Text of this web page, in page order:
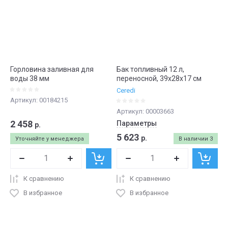
Горловина заливная для
воды 38 мм
Артикул: 00184215
Уточняйте у менеджера
2 458 р.
К сравнению
В избранное
Бак топливный 12 л,
переносной, 39х28х17 см
Ceredi
Артикул: 00003663
Параметры
В наличии 3
5 623 р.
К сравнению
В избранное